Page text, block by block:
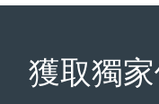
獲取獨